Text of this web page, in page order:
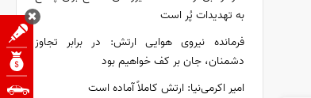
به تهدیدات پُر است
فرمانده نیروی هوایی ارتش: در برابر تجاوز
دشمنان، جان بر کف خواهیم بود
امیر اکرمی‌نیا: ارتش کاملاً آماده است